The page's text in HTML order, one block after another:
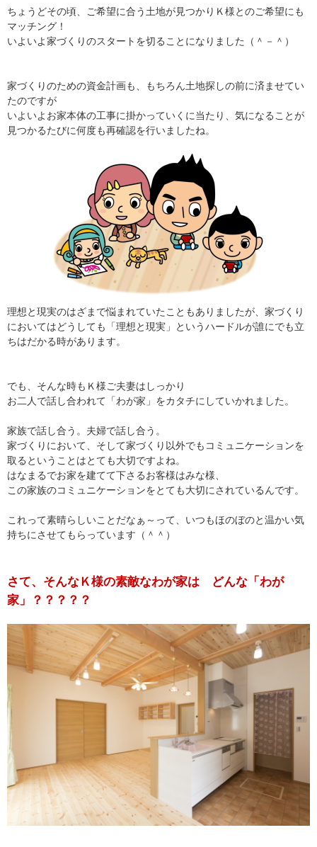
ちょうどその頃、ご希望に合う土地が見つかりＫ様とのご希望にも
マッチング！
いよいよ家づくりのスタートを切ることになりました（＾－＾）
家づくりのための資金計画も、もちろん土地探しの前に済ませてい
たのですが
いよいよお家本体の工事に掛かっていくに当たり、気になることが
見つかるたびに何度も再確認を行いましたね。
理想と現実のはざまで悩まれていたこともありましたが、家づくり
においてはどうしても「理想と現実」というハードルが誰にでも立
ちはだかる時があります。
でも、そんな時もＫ様ご夫妻はしっかり
お二人で話し合われて「わが家」をカタチにしていかれました。
家族で話し合う。夫婦で話し合う。
家づくりにおいて、そして家づくり以外でもコミュニケーションを
取るということはとても大切ですよね。
はなまるでお家を建てて下さるお客様はみな様、
この家族のコミュニケーションをとても大切にされているんです。
これって素晴らしいことだなぁ～って、いつもほのぼのと温かい気
持ちにさせてもらっています（＾＾）
さて、そんなＫ様の素敵なわが家は どんな「わが
家」？？？？？